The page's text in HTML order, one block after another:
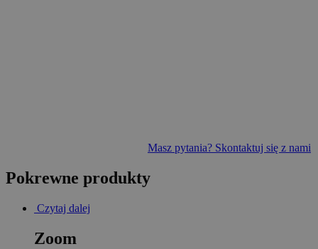
Masz pytania? Skontaktuj się z nami
Pokrewne produkty
Czytaj dalej
Zoom